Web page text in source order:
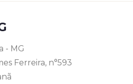
- MG
Ferreira, n°593